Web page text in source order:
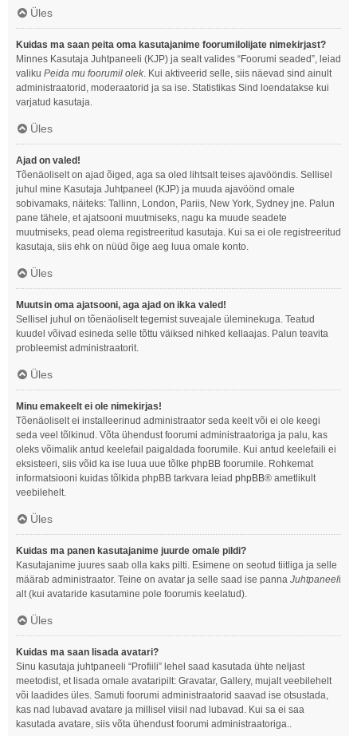
Üles
Kuidas ma saan peita oma kasutajanime foorumilolijate nimekirjast?
Minnes Kasutaja Juhtpaneeli (KJP) ja sealt valides “Foorumi seaded”, leiad
valiku Peida mu foorumil olek. Kui aktiveerid selle, siis näevad sind ainult
administraatorid, moderaatorid ja sa ise. Statistikas Sind loendatakse kui
varjatud kasutaja.
Üles
Ajad on valed!
Tõenäoliselt on ajad õiged, aga sa oled lihtsalt teises ajavööndis. Sellisel
juhul mine Kasutaja Juhtpaneel (KJP) ja muuda ajavöönd omale
sobivamaks, näiteks: Tallinn, London, Pariis, New York, Sydney jne. Palun
pane tähele, et ajatsooni muutmiseks, nagu ka muude seadete
muutmiseks, pead olema registreeritud kasutaja. Kui sa ei ole registreeritud
kasutaja, siis ehk on nüüd õige aeg luua omale konto.
Üles
Muutsin oma ajatsooni, aga ajad on ikka valed!
Sellisel juhul on tõenäoliselt tegemist suveajale üleminekuga. Teatud
kuudel võivad esineda selle tõttu väiksed nihked kellaajas. Palun teavita
probleemist administraatorit.
Üles
Minu emakeelt ei ole nimekirjas!
Tõenäoliselt ei installeerinud administraator seda keelt või ei ole keegi
seda veel tõlkinud. Võta ühendust foorumi administraatoriga ja palu, kas
oleks võimalik antud keelefail paigaldada foorumile. Kui antud keelefaili ei
eksisteeri, siis võid ka ise luua uue tõlke phpBB foorumile. Rohkemat
informatsiooni kuidas tõlkida phpBB tarkvara leiad phpBB® ametlikult
veebilehelt.
Üles
Kuidas ma panen kasutajanime juurde omale pildi?
Kasutajanime juures saab olla kaks pilti. Esimene on seotud tiitliga ja selle
määrab administraator. Teine on avatar ja selle saad ise panna Juhtpaneeli
alt (kui avataride kasutamine pole foorumis keelatud).
Üles
Kuidas ma saan lisada avatari?
Sinu kasutaja juhtpaneeli “Profiili” lehel saad kasutada ühte neljast
meetodist, et lisada omale avataripilt: Gravatar, Gallery, mujalt veebilehelt
või laadides üles. Samuti foorumi administraatorid saavad ise otsustada,
kas nad lubavad avatare ja millisel viisil nad lubavad. Kui sa ei saa
kasutada avatare, siis võta ühendust foorumi administraatoriga..